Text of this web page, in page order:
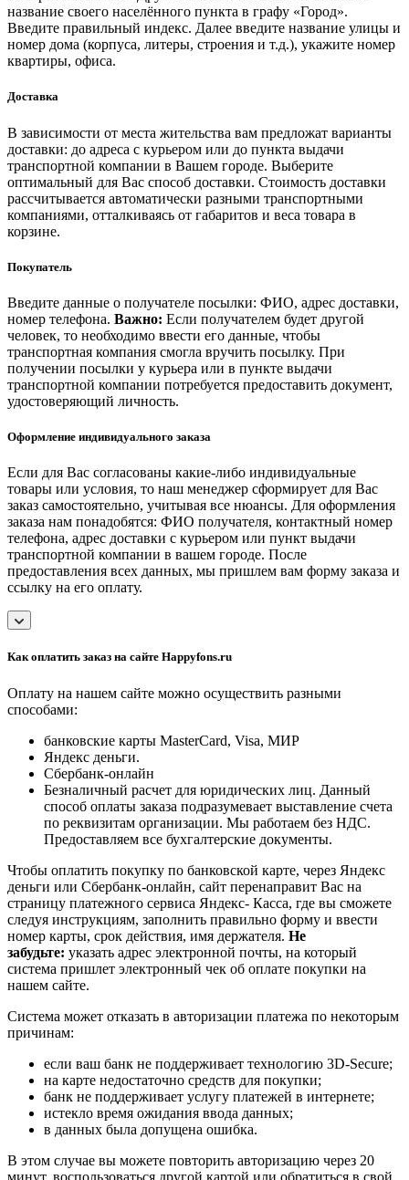
название своего населённого пункта в графу «Город».
Введите правильный индекс. Далее введите название улицы и
номер дома (корпуса, литеры, строения и т.д.), укажите номер
квартиры, офиса.
Доставка
В зависимости от места жительства вам предложат варианты
доставки: до адреса с курьером или до пункта выдачи
транспортной компании в Вашем городе. Выберите
оптимальный для Вас способ доставки. Стоимость доставки
рассчитывается автоматически разными транспортными
компаниями, отталкиваясь от габаритов и веса товара в
корзине.
Покупатель
Введите данные о получателе посылки: ФИО, адрес доставки,
номер телефона. Важно: Если получателем будет другой
человек, то необходимо ввести его данные, чтобы
транспортная компания смогла вручить посылку. При
получении посылки у курьера или в пункте выдачи
транспортной компании потребуется предоставить документ,
удостоверяющий личность.
Оформление индивидуального заказа
Если для Вас согласованы какие-либо индивидуальные
товары или условия, то наш менеджер сформирует для Вас
заказ самостоятельно, учитывая все нюансы. Для оформления
заказа нам понадобятся: ФИО получателя, контактный номер
телефона, адрес доставки с курьером или пункт выдачи
транспортной компании в вашем городе. После
предоставления всех данных, мы пришлем вам форму заказа и
ссылку на его оплату.
Как оплатить заказ на сайте Happyfons.ru
Оплату на нашем сайте можно осуществить разными
способами:
банковские карты MasterCard, Visa, МИР
Яндекс деньги.
Сбербанк-онлайн
Безналичный расчет для юридических лиц. Данный
способ оплаты заказа подразумевает выставление счета
по реквизитам организации. Мы работаем без НДС.
Предоставляем все бухгалтерские документы.
Чтобы оплатить покупку по банковской карте, через Яндекс
деньги или Сбербанк-онлайн, сайт перенаправит Вас на
страницу платежного сервиса Яндекс- Касса, где вы сможете
следуя инструкциям, заполнить правильно форму и ввести
номер карты, срок действия, имя держателя. Не
забудьте: указать адрес электронной почты, на который
система пришлет электронный чек об оплате покупки на
нашем сайте.
Система может отказать в авторизации платежа по некоторым
причинам:
если ваш банк не поддерживает технологию 3D-Secure;
на карте недостаточно средств для покупки;
банк не поддерживает услугу платежей в интернете;
истекло время ожидания ввода данных;
в данных была допущена ошибка.
В этом случае вы можете повторить авторизацию через 20
минут, воспользоваться другой картой или обратиться в свой